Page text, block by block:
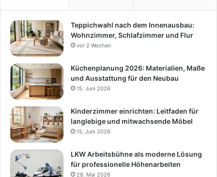
Teppichwahl nach dem Innenausbau:
Wohnzimmer, Schlafzimmer und Flur
vor 2 Wochen
Küchenplanung 2026: Materialien, Maße
und Ausstattung für den Neubau
15. Juni 2026
Kinderzimmer einrichten: Leitfaden für
langlebige und mitwachsende Möbel
15. Juni 2026
LKW Arbeitsbühne als moderne Lösung
für professionelle Höhenarbeiten
28. Mai 2026